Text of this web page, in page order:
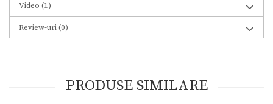
Video (1)
Review-uri(0)
PRODUSE SIMILARE